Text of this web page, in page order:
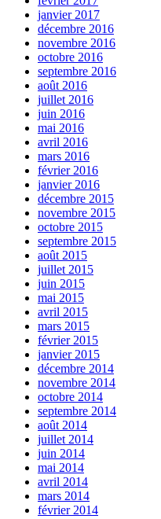
janvier 2017
décembre 2016
novembre 2016
octobre 2016
septembre 2016
août 2016
juillet 2016
juin 2016
mai 2016
avril 2016
mars 2016
février 2016
janvier 2016
décembre 2015
novembre 2015
octobre 2015
septembre 2015
août 2015
juillet 2015
juin 2015
mai 2015
avril 2015
mars 2015
février 2015
janvier 2015
décembre 2014
novembre 2014
octobre 2014
septembre 2014
août 2014
juillet 2014
juin 2014
mai 2014
avril 2014
mars 2014
février 2014